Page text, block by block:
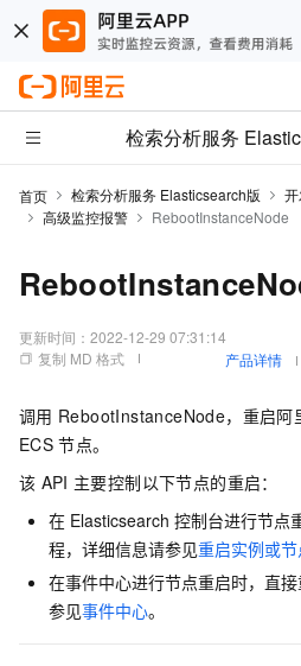
检索分析服务
首页 检索分析服务 Elasticsearch版
高级监控报警
RebootInstanceNode
更新时间： 2022-12-29 07:31:14
复制 MD 格式
产品详情
调用 RebootInstanceNode，重启阿
ECS 节点。
该 API 主要控制以下节点的重启：
在 Elasticsearch 控制台进行节点
程，详细信息请参见重启实例或节
在事件中心进行节点重启时，直接
参见事件中心。